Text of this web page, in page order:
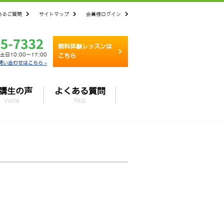
るご質問 サイトマップ 会員様ログイン
日10:00～17:00
い合わせはこちら »
無料体験レッスンは
こちら
生の声
Voice
よくある質問
FAQ